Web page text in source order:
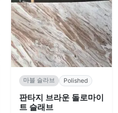
마블 슬라브 Polished
판타지 브라운 돌로마이
트 슬래브